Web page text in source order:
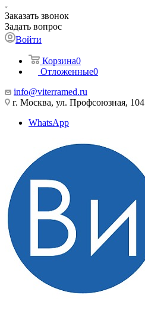
Заказать звонок
Задать вопрос
Войти
Корзина0
Отложенные0
info@viterramed.ru
г. Москва, ул. Профсоюзная, 104
WhatsApp